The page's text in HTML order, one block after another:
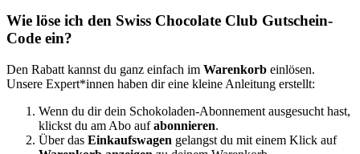
Wie löse ich den Swiss Chocolate Club Gutschein-
Code ein?
Den Rabatt kannst du ganz einfach im Warenkorb einlösen.
Unsere Expert*innen haben dir eine kleine Anleitung erstellt:
Wenn du dir dein Schokoladen-Abonnement ausgesucht hast,
klickst du am Abo aufabonnieren.
Über das Einkaufswagen gelangst du mit einem Klick auf